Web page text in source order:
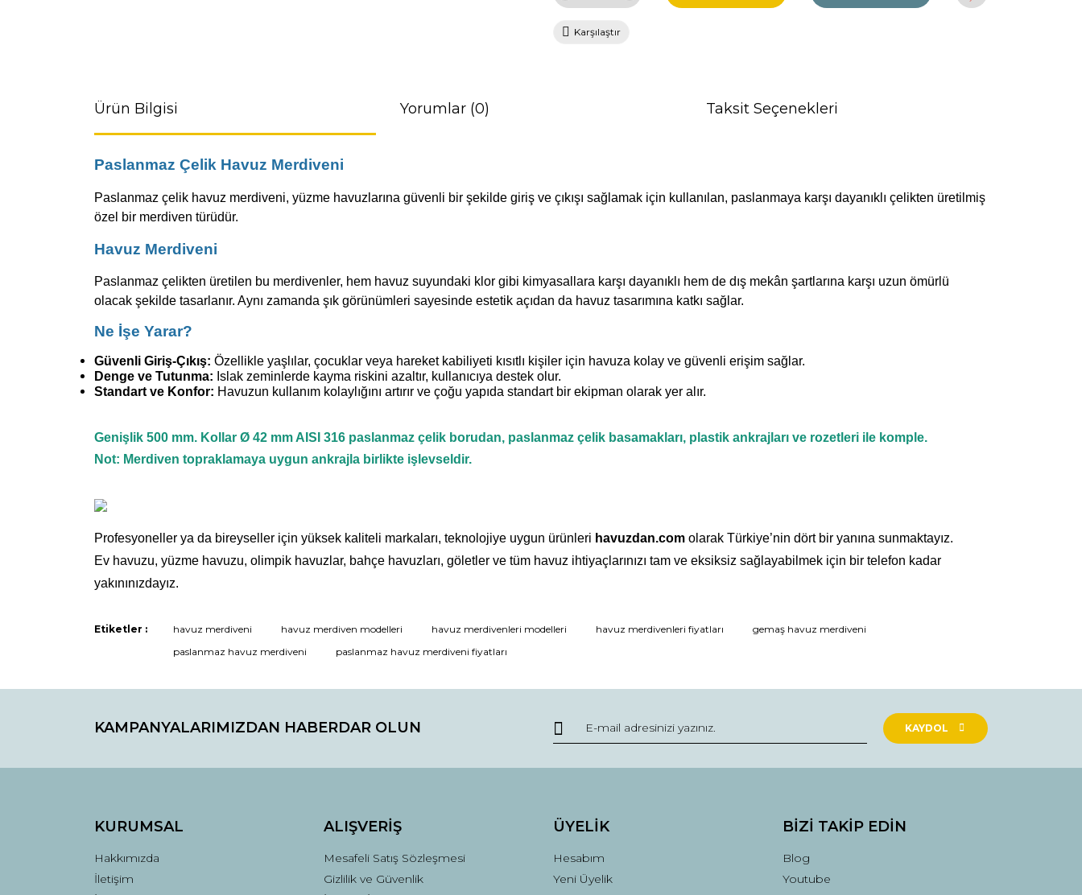
Karşılaştır
Ürün Bilgisi Yorumlar (0) Taksit Seçenekleri
Paslanmaz Çelik Havuz Merdiveni
Paslanmaz çelik havuz merdiveni, yüzme havuzlarına güvenli bir şekilde giriş ve çıkışı sağlamak için kullanılan, paslanmaya karşı dayanıklı çelikten üretilmiş
özel bir merdiven türüdür.
Havuz Merdiveni
Paslanmaz çelikten üretilen bu merdivenler, hem havuz suyundaki klor gibi kimyasallara karşı dayanıklı hem de dış mekân şartlarına karşı uzun ömürlü
olacak şekilde tasarlanır. Aynı zamanda şık görünümleri sayesinde estetik açıdan da havuz tasarımına katkı sağlar.
Ne İşe Yarar?
Güvenli Giriş-Çıkış: Özellikle yaşlılar, çocuklar veya hareket kabiliyeti kısıtlı kişiler için havuza kolay ve güvenli erişim sağlar.
Denge ve Tutunma: Islak zeminlerde kayma riskini azaltır, kullanıcıya destek olur.
Standart ve Konfor: Havuzun kullanım kolaylığını artırır ve çoğu yapıda standart bir ekipman olarak yer alır.
Genişlik 500 mm. Kollar Ø 42 mm AISI 316 paslanmaz çelik borudan, paslanmaz çelik basamakları, plastik ankrajları ve rozetleri ile komple.
Not: Merdiven topraklamaya uygun ankrajla birlikte işlevseldir.
Profesyoneller ya da bireyseller için yüksek kaliteli markaları, teknolojiye uygun ürünleri havuzdan.com olarak Türkiye’nin dört bir yanına sunmaktayız.
Ev havuzu, yüzme havuzu, olimpik havuzlar, bahçe havuzları, göletler ve tüm havuz ihtiyaçlarınızı tam ve eksiksiz sağlayabilmek için bir telefon kadar
yakınınızdayız.
Bu ürüne ilk yorumu siz yapın!
Etiketler : havuz merdiveni havuz merdiven modelleri havuz merdivenleri modelleri havuz merdivenleri fiyatları
gemaş havuz merdiveni
paslanmaz havuz merdiveni
paslanmaz havuz merdiveni fiyatları
KAMPANYALARIMIZDAN HABERDAR OLUN KAYDOL
KURUMSAL
Hakkımızda
İletişim
ALIŞVERİŞ
Mesafeli Satış Sözleşmesi
Gizlilik ve Güvenlik
ÜYELİK
Hesabım
Yeni Üyelik
BİZİ TAKİP EDİN
Blog
Youtube